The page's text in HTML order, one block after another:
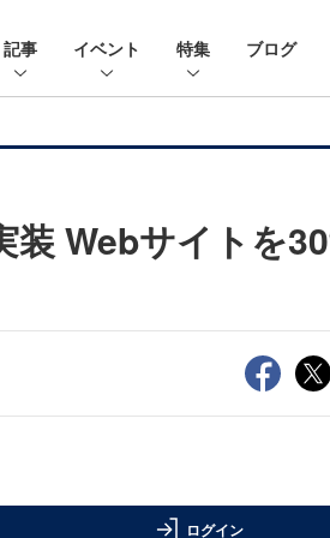
記事 イベント 特集 ブログ
Webサイトを
ログイン